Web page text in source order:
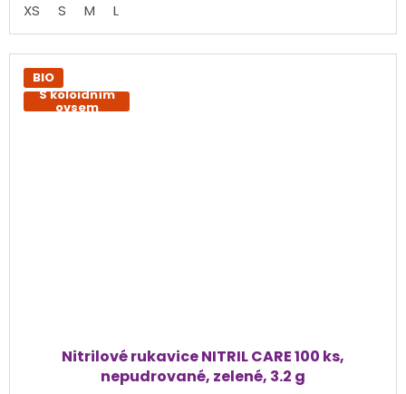
5
hvězdiček.
XS S M L
BIO
S koloidním
ovsem
Nitrilové rukavice NITRIL CARE 100 ks,
nepudrované, zelené, 3.2 g